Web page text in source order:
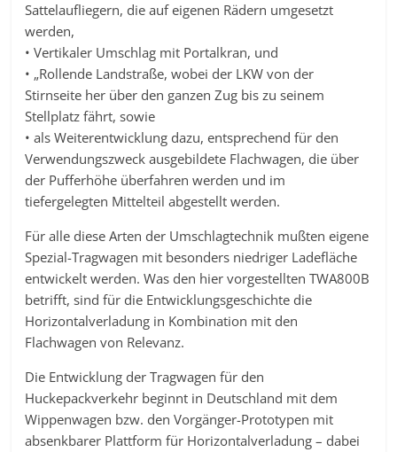
Sattelaufliegern, die auf eigenen Rädern umgesetzt
werden,
• Vertikaler Umschlag mit Portalkran, und
• „Rollende Landstraße, wobei der LKW von der
Stirnseite her über den ganzen Zug bis zu seinem
Stellplatz fährt, sowie
• als Weiterentwicklung dazu, entsprechend für den
Verwendungszweck ausgebildete Flachwagen, die über
der Pufferhöhe überfahren werden und im
tiefergelegten Mittelteil abgestellt werden.
Für alle diese Arten der Umschlagtechnik mußten eigene
Spezial-Tragwagen mit besonders niedriger Ladefläche
entwickelt werden. Was den hier vorgestellten TWA800B
betrifft, sind für die Entwicklungsgeschichte die
Horizontalverladung in Kombination mit den
Flachwagen von Relevanz.
Die Entwicklung der Tragwagen für den
Huckepackverkehr beginnt in Deutschland mit dem
Wippenwagen bzw. den Vorgänger-Prototypen mit
absenkbarer Plattform für Horizontalverladung – dabei